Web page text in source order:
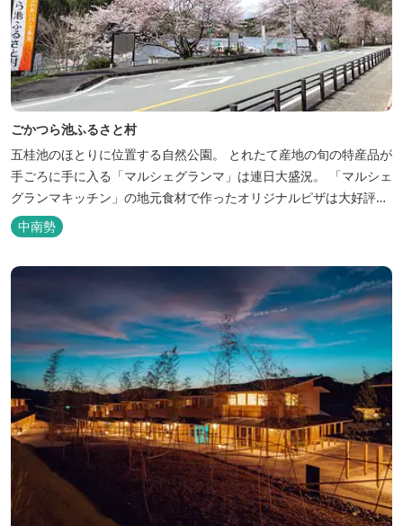
ごかつら池ふるさと村
五桂池のほとりに位置する自然公園。 とれたて産地の旬の特産品が
手ごろに手に入る「マルシェグランマ」は連日大盛況。 「マルシェ
グランマキッチン」の地元食材で作ったオリジナルピザは大好評！
バーベキューも楽しめます。食材と必要な道具がセットになった
「手ぶらバーベキューセット」も人気です。 『ごかつら池どうぶつ
中南勢